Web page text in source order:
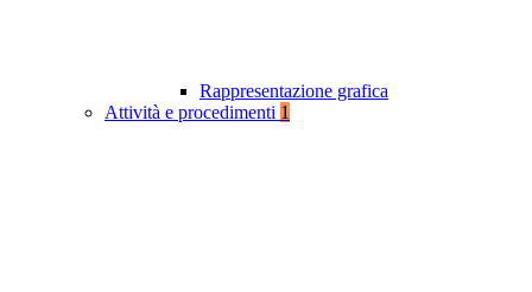
Rappresentazione grafica
Attività e procedimenti 1